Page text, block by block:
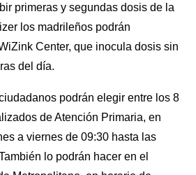
primeras y segundas dosis de la
los madrileños podrán
Center, que inocula dosis sin
del día.
podrán elegir entre los 8
de Atención Primaria, en
a viernes de 09:30 hasta las
lo podrán hacer en el